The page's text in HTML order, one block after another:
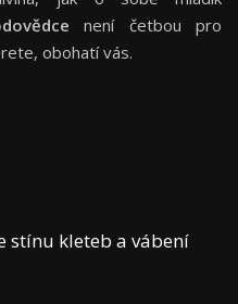
není četbou pro
obohatí vás.
stínu kleteb a vábení